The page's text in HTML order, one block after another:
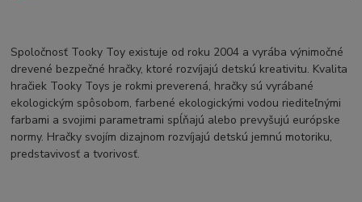
Spoločnosť Tooky Toy existuje od roku 2004 a vyrába výnimočné
drevené bezpečné hračky, ktoré rozvíjajú detskú kreativitu. Kvalita
hračiek Tooky Toys je rokmi preverená, hračky sú vyrábané
ekologickým spôsobom, farbené ekologickými vodou riediteľnými
farbami a svojimi parametrami spĺňajú alebo prevyšujú európske
normy. Hračky svojím dizajnom rozvíjajú detskú jemnú motoriku,
predstavivosť a tvorivosť.